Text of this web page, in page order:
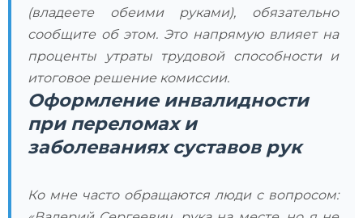
(владеете обеими руками), обязательно
сообщите об этом. Это напрямую влияет на
проценты утраты трудовой способности и
итоговое решение комиссии.
Оформление инвалидности
при переломах и
заболеваниях суставов рук
Ко мне часто обращаются люди с вопросом: